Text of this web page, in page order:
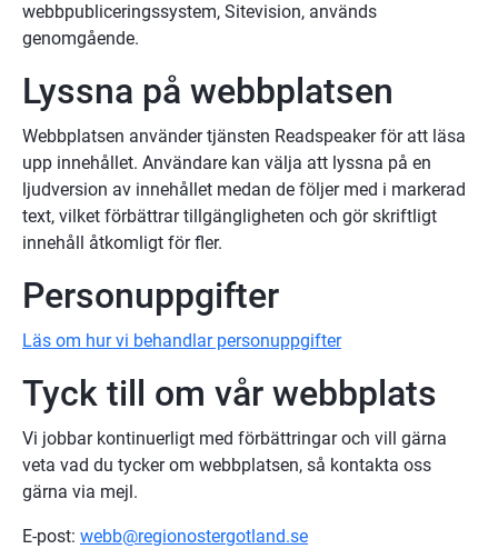
webbpubliceringssystem, Sitevision, används
genomgående.
Lyssna på webbplatsen
Webbplatsen använder tjänsten Readspeaker för att läsa
upp innehållet. Användare kan välja att lyssna på en
ljudversion av innehållet medan de följer med i markerad
text, vilket förbättrar tillgängligheten och gör skriftligt
innehåll åtkomligt för fler.
Personuppgifter
Läs om hur vi behandlar personuppgifter
Tyck till om vår webbplats
Vi jobbar kontinuerligt med förbättringar och vill gärna
veta vad du tycker om webbplatsen, så kontakta oss
gärna via mejl.
E-post: webb@regionostergotland.se